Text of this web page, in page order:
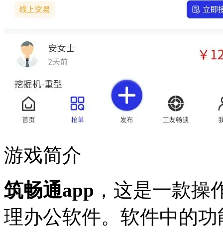
游戏简介
筑畅通app ，这是一款
理办公软件。软件中的